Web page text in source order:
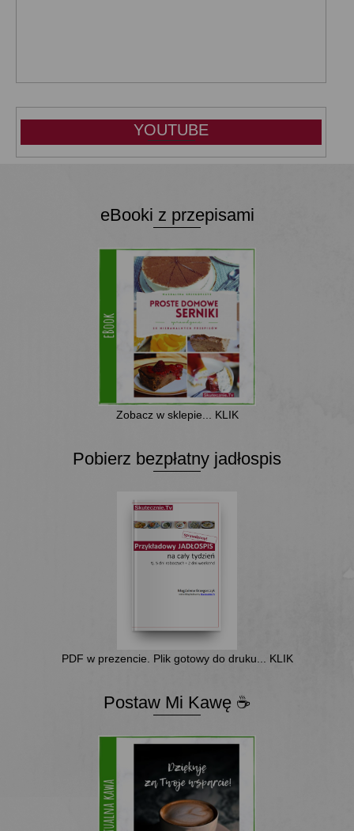
YOUTUBE
eBooki z przepisami
Zobacz w sklepie... KLIK
Pobierz bezpłatny jadłospis
PDF w prezencie. Plik gotowy do druku... KLIK
Postaw Mi Kawę ☕